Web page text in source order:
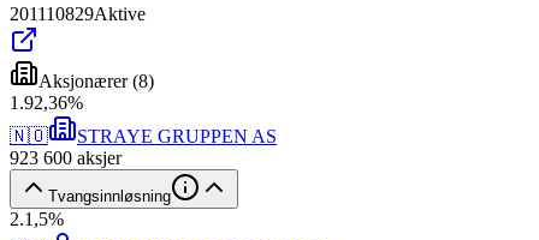
201110829Aktive
Aksjonærer(8)
1 .92,36%
🇳🇴
STRAYE GRUPPEN AS
923 600 aksjer
Tvangsinnløsning
2.1,5%